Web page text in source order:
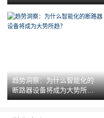
中和国际论坛（2023）将于9
月22日-24日在海南举办
趋势洞察：为什么智能化的
断路器设备将成为大势所
趋？